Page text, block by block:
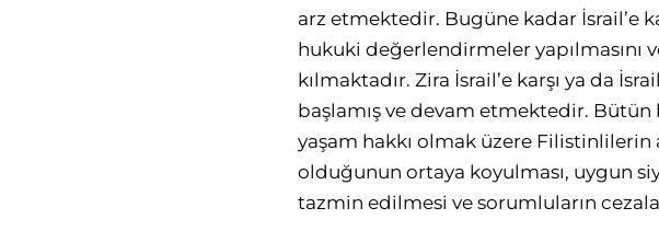
arz etmektedir. Bugüne kadar İsrail’e
hukuki değerlendirmeler
kılmaktadır. Zira İsrail’e karşı ya da
başlamış ve devam etmektedir.
yaşam hakkı olmak üzere
olduğunun ortaya koyulması, uygun
tazmin edilmesi ve sorumluların